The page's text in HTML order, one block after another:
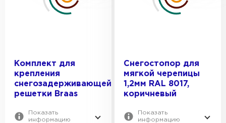
Комплект для
крепления
снегозадерживающей
решетки Braas
Показать
информацию
Снегостопор для
мягкой черепицы
1,2мм RAL 8017,
коричневый
Показать
информацию